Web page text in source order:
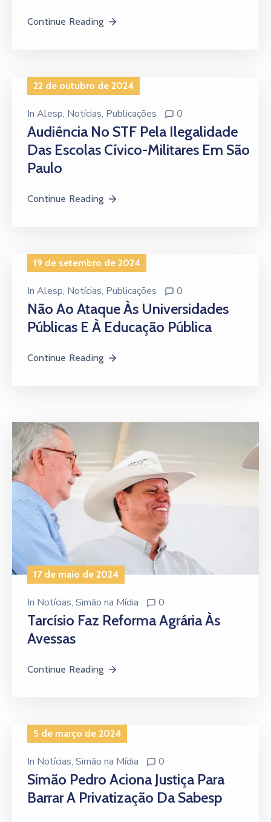
Continue Reading
22 de outubro de 2024
In Alesp‚ Notícias‚ Publicações 0
Audiência No STF Pela Ilegalidade
Das Escolas Cívico-Militares Em São
Paulo
Continue Reading
19 de setembro de 2024
In Alesp‚ Notícias‚ Publicações 0
Não Ao Ataque Às Universidades
Públicas E À Educação Pública
Continue Reading
17 de maio de 2024
In Notícias‚ Simão na Mídia 0
Tarcísio Faz Reforma Agrária Às
Avessas
Continue Reading
5 de março de 2024
In Notícias‚ Simão na Mídia 0
Simão Pedro Aciona Justiça Para
Barrar A Privatização Da Sabesp